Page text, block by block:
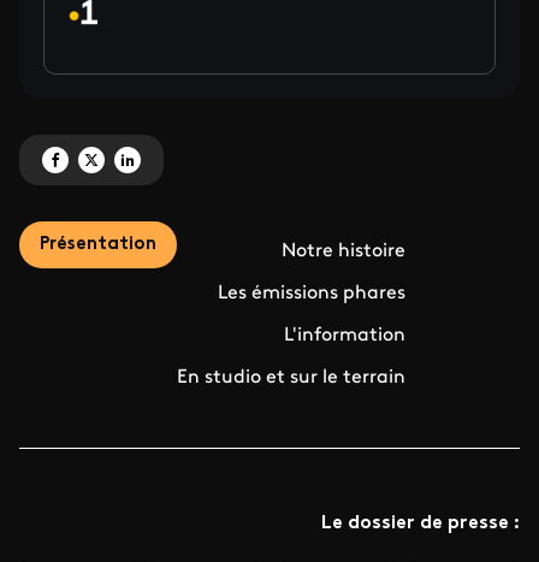
Partagez 'Webradio La 1<sup>ère' sur Facebook
Partagez 'Webradio La 1<sup>ère' sur X
Partagez 'Webradio La 1<sup>ère' sur LinkedIn
Présentation Notre histoire
Les émissions phares
L'information
En studio et sur le terrain
Le dossier de presse :